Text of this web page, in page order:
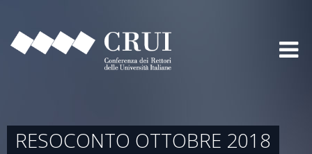
RESOCONTO OTTOBRE 2018